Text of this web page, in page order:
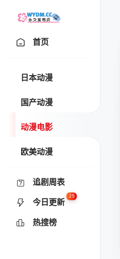
首页
日本动漫
国产动漫
动漫电影
欧美动漫
追剧周表
今日更新
25
热搜榜